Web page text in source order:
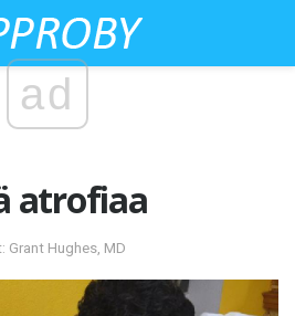
ad
atrofiaa
Grant Hughes, MD